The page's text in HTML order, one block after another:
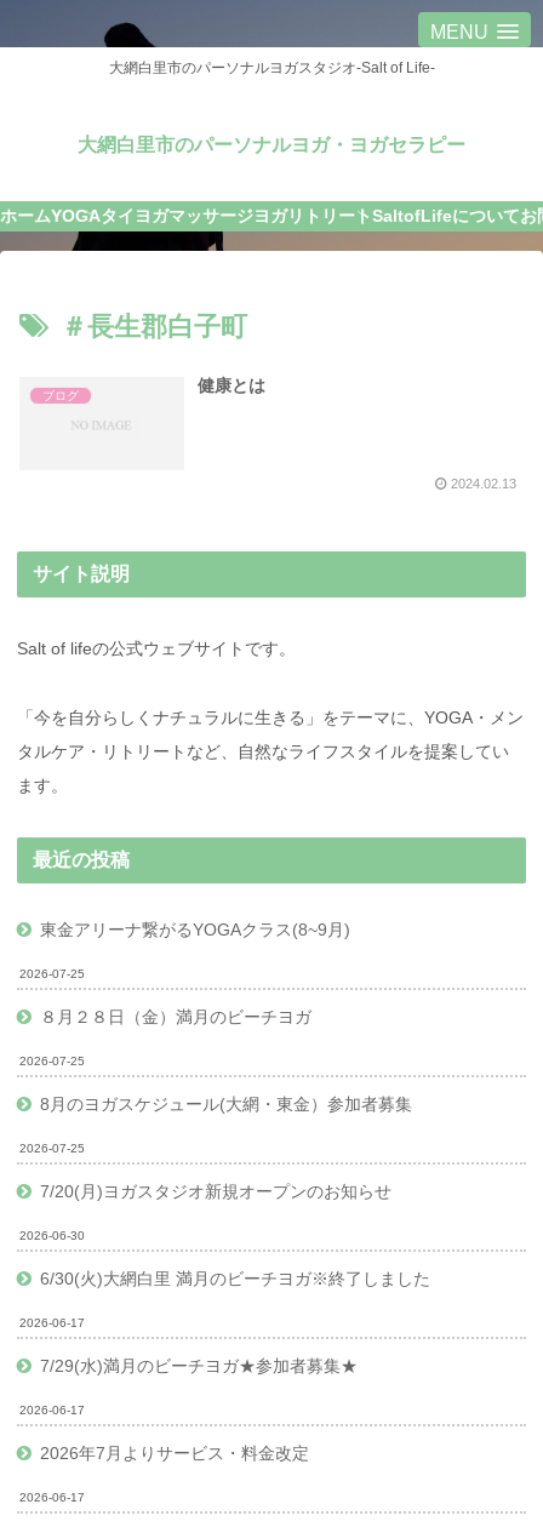
MENU
大網白里市のパーソナルヨガスタジオ-Salt of Life-
大網白里市のパーソナルヨガ・ヨガセラピー
ホームYOGAタイヨガマッサージヨガリトリートSaltofLifeについてお
＃長生郡白子町
ブログ
健康とは
2024.02.13
サイト説明
Salt of lifeの公式ウェブサイトです。
「今を自分らしくナチュラルに生きる」をテーマに、YOGA・メン
タルケア・リトリートなど、自然なライフスタイルを提案してい
ます。
最近の投稿
東金アリーナ繋がるYOGAクラス(8~9月)
2026-07-25
８月２８日（金）満月のビーチヨガ
2026-07-25
8月のヨガスケジュール(大網・東金）参加者募集
2026-07-25
7/20(月)ヨガスタジオ新規オープンのお知らせ
2026-06-30
6/30(火)大網白里 満月のビーチヨガ※終了しました
2026-06-17
7/29(水)満月のビーチヨガ★参加者募集★
2026-06-17
2026年7月よりサービス・料金改定
2026-06-17